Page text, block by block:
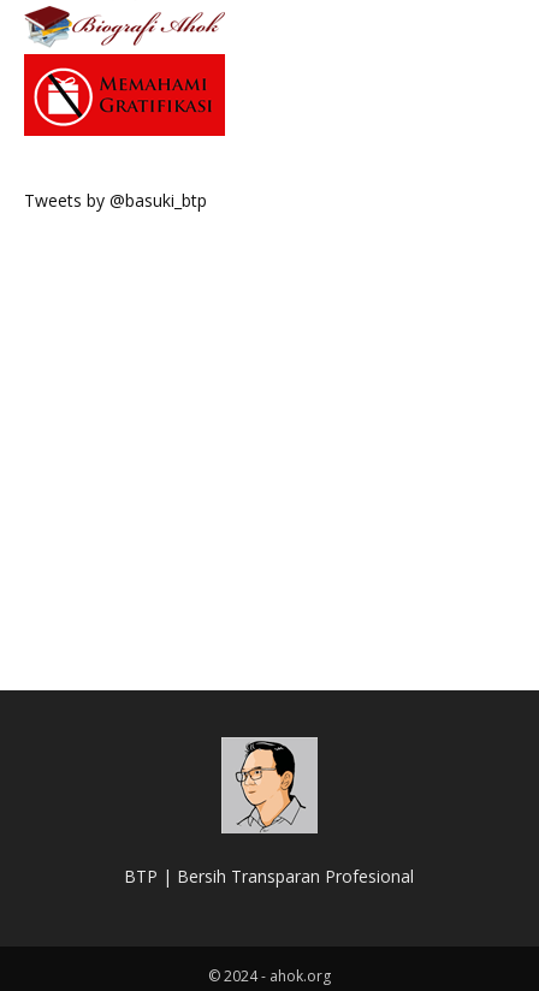
Tweets by @basuki_btp
BTP | Bersih Transparan Profesional
© 2024 - ahok.org